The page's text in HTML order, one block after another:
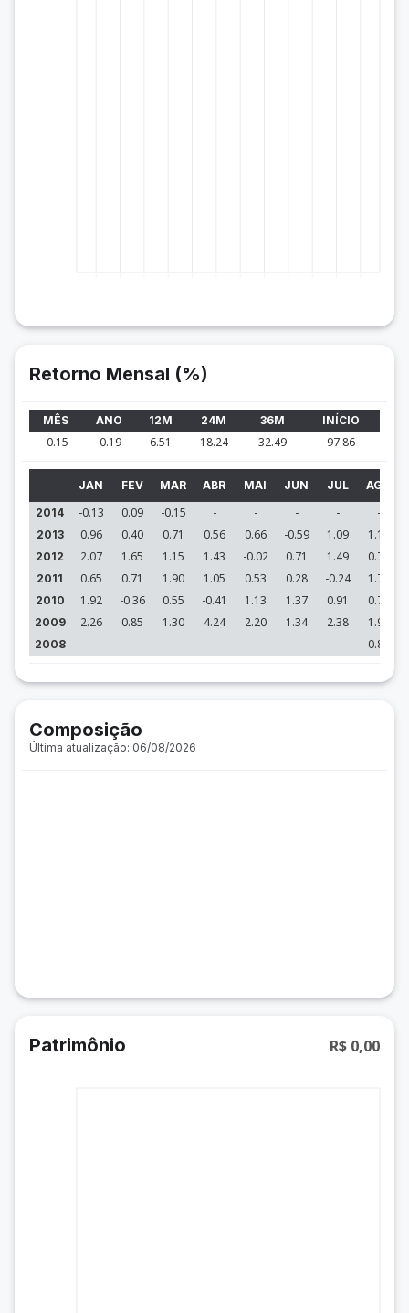
Retorno Mensal (%)
MÊS ANO 12M 24M 36M INÍCIO
-0.15 -0.19 6.51 18.24 32.49 97.86
JAN FEV MAR ABR MAI JUN JUL AGO
2014
-0.13 0.09 -0.15 - - - - -
2013 0.96 0.40 0.71 0.56 0.66 -0.59 1.09 1.12
2012 2.07 1.65 1.15 1.43 -0.02 0.71 1.49 0.74
2011 0.65 0.71 1.90 1.05 0.53 0.28 -0.24 1.77
2010 1.92 -0.36 0.55 -0.41 1.13 1.37 0.91 0.79
2009 2.26 0.85 1.30 4.24 2.20 1.34 2.38 1.91
2008 0.87
Composição
Última atualização: 06/08/2026
Patrimônio R$ 0,00